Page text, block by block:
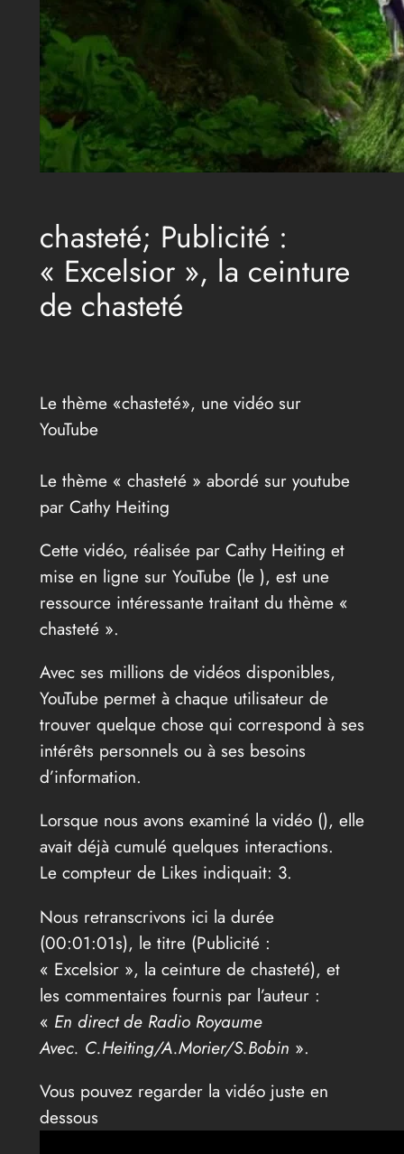
chasteté; Publicité :
« Excelsior », la ceinture
de chasteté
Le thème «chasteté», une vidéo sur
YouTube
Le thème « chasteté » abordé sur youtube
par Cathy Heiting
Cette vidéo, réalisée par Cathy Heiting et
mise en ligne sur YouTube (le ), est une
ressource intéressante traitant du thème «
chasteté ».
Avec ses millions de vidéos disponibles,
YouTube permet à chaque utilisateur de
trouver quelque chose qui correspond à ses
intérêts personnels ou à ses besoins
d’information.
Lorsque nous avons examiné la vidéo (), elle
avait déjà cumulé quelques interactions.
Le compteur de Likes indiquait: 3.
Nous retranscrivons ici la durée
(00:01:01s), le titre (Publicité :
« Excelsior », la ceinture de chasteté), et
les commentaires fournis par l’auteur :
« En direct de Radio Royaume
Avec. C.Heiting/A.Morier/S.Bobin ».
Vous pouvez regarder la vidéo juste en
dessous